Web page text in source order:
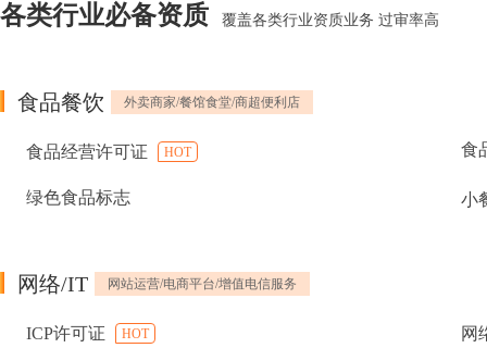
各类行业必备资质 覆盖各类行业资质业务 过审率高
食品餐饮 外卖商家/餐馆食堂/商超便利店
食品经营许可证 HOT 食
绿色食品标志 小
网络/IT 网站运营/电商平台/增值电信服务
ICP许可证 HOT 网